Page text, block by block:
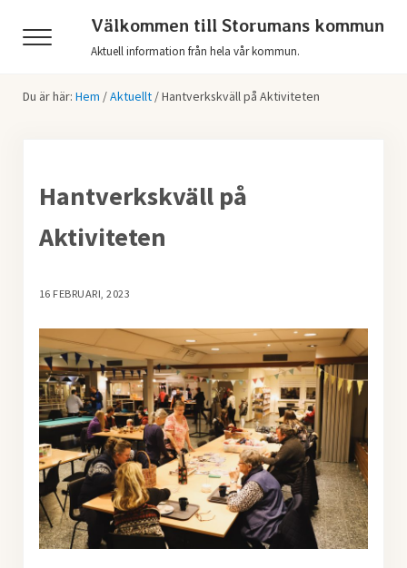
Menu
Välkommen till Storumans kommun
Aktuell information från hela vår kommun.
Du är här: Hem /Aktuellt /Hantverkskväll på Aktiviteten
Hantverkskväll på
Aktiviteten
16 FEBRUARI, 2023